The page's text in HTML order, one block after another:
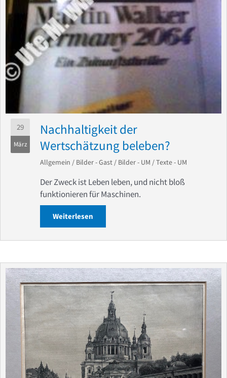
29
März
Nachhaltigkeit der
Wertschätzung beleben?
Allgemein / Bilder - Gast / Bilder - UM /Texte - UM
Der Zweck ist Leben leben, und nicht bloß
funktionieren für Maschinen.
Weiterlesen